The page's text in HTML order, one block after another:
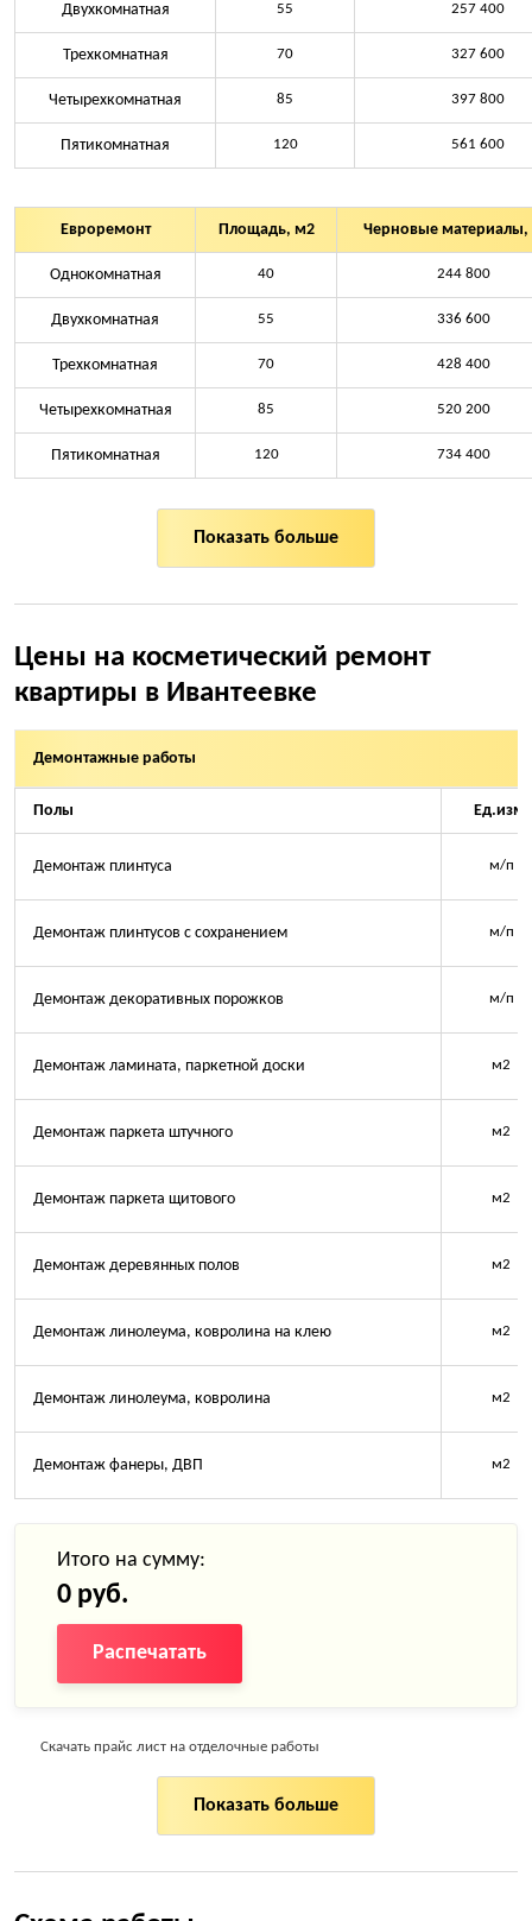
Двухкомнатная 55 257 400
Трехкомнатная 70 327 600
Четырехкомнатная 85 397 800
Пятикомнатная 120 561 600
Евроремонт Площадь, м2 Черновые материалы,
Однокомнатная 40 244 800
Двухкомнатная 55 336 600
Трехкомнатная 70 428 400
Четырехкомнатная 85 520 200
Пятикомнатная 120 734 400
Показать больше
Цены на косметический ремонт
квартиры в Ивантеевке
Демонтажные работы
Полы Ед.изм.
Демонтаж плинтуса м/п
Демонтаж плинтусов с сохранением м/п
Демонтаж декоративных порожков м/п
Демонтаж ламината, паркетной доски м2
Демонтаж паркета штучного м2
Демонтаж паркета щитового м2
Демонтаж деревянных полов м2
Демонтаж линолеума, ковролина на клею м2
Демонтаж линолеума, ковролина м2
Демонтаж фанеры, ДВП м2
Итого на сумму:
0 руб.
Распечатать
Скачать прайс лист на отделочные работы
Показать больше